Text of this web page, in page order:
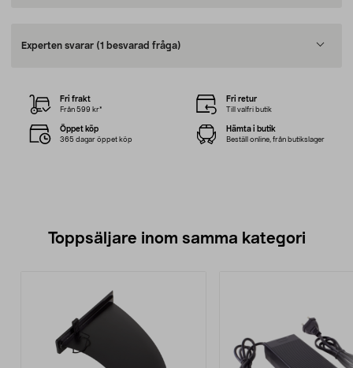
Experten svarar (1 besvarad fråga)
Fri frakt
Från 599 kr*
Fri retur
Till valfri butik
Öppet köp
365 dagar öppet köp
Hämta i butik
Beställ online, från butikslager
Toppsäljare inom samma kategori